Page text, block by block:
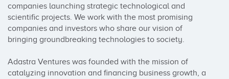
companies launching strategic technological and
scientific projects. We work with the most promising
companies and investors who share our vision of
bringing groundbreaking technologies to society.
Adastra Ventures was founded with the mission of
catalyzing innovation and financing business growth, a